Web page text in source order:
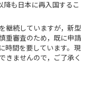
降も日本に再入国するこ
継続していますが，新型
重審査のため，既に申請
時間を要しています。現
きませんので，ご了承く